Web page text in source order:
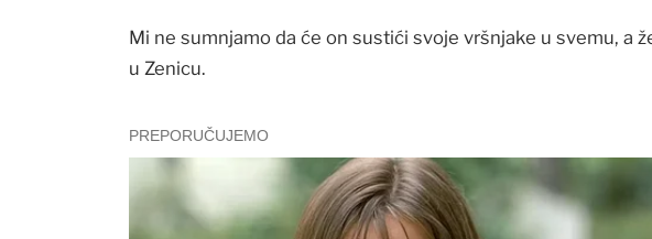
Mi ne sumnjamo da će on sustići svoje vršnjake u svemu, a
u Zenicu.